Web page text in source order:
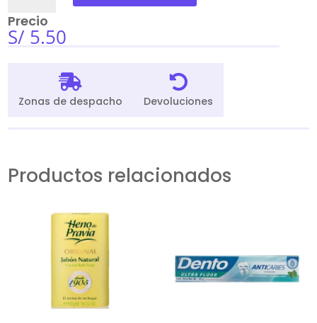
X100Und
cantidad
Precio
S/ 5.50

Zonas de despacho

Devoluciones
Productos relacionados